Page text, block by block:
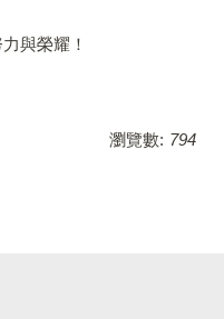
與榮耀！
瀏覽數: 794